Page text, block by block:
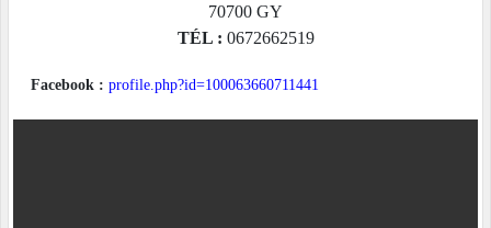
70700 GY
TÉL : 0672662519
Facebook : profile.php?id=100063660711441